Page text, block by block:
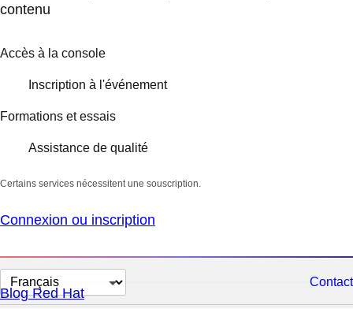
contenu
Accès à la console
Inscription à l'événement
Formations et essais
Assistance de qualité
Certains services nécessitent une souscription.
Connexion ou inscription
Changer
la
Contact
Blog Red Hat